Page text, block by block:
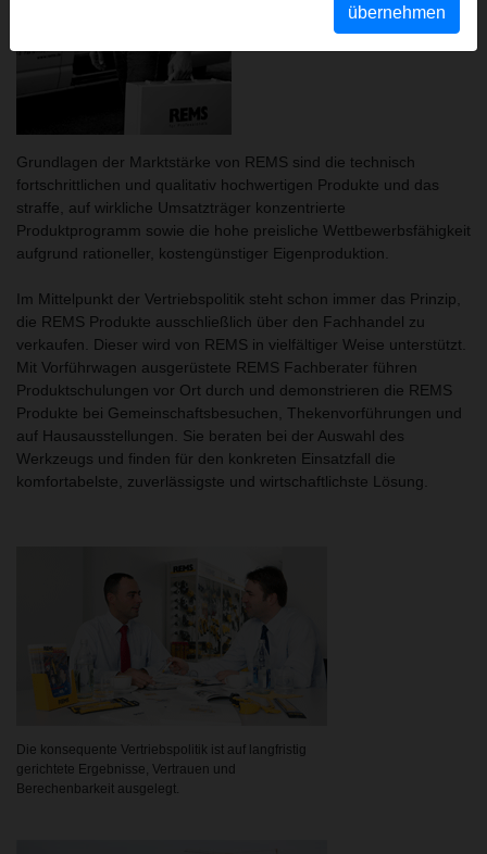
Grundlagen der Marktstärke von REMS sind die technisch
fortschrittlichen und qualitativ hochwertigen Produkte und das
straffe, auf wirkliche Umsatzträger konzentrierte
Produktprogramm sowie die hohe preisliche Wettbewerbsfähigkeit
aufgrund rationeller, kostengünstiger Eigenproduktion.
Im Mittelpunkt der Vertriebspolitik steht schon immer das Prinzip,
die REMS Produkte ausschließlich über den Fachhandel zu
verkaufen. Dieser wird von REMS in vielfältiger Weise unterstützt.
Mit Vorführwagen ausgerüstete REMS Fachberater führen
Produktschulungen vor Ort durch und demonstrieren die REMS
Produkte bei Gemeinschaftsbesuchen, Thekenvorführungen und
auf Hausausstellungen. Sie beraten bei der Auswahl des
Werkzeugs und finden für den konkreten Einsatzfall die
komfortabelste, zuverlässigste und wirtschaftlichste Lösung.
Die konsequente Vertriebspolitik ist auf langfristig
gerichtete Ergebnisse, Vertrauen und
Berechenbarkeit ausgelegt.
übernehmen